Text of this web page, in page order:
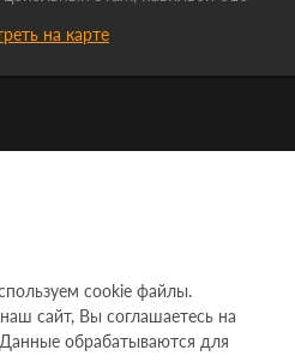
на карте
cookie файлы.
сайт, Вы соглашаетесь на
обрабатываются для